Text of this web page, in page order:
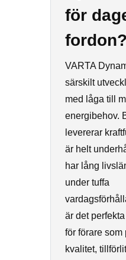
för
fordon?
VARTA
särskilt
med låga till
energibehov.
levererar
är helt
har lång
under tuffa
är det
för förare som
kvalitet,